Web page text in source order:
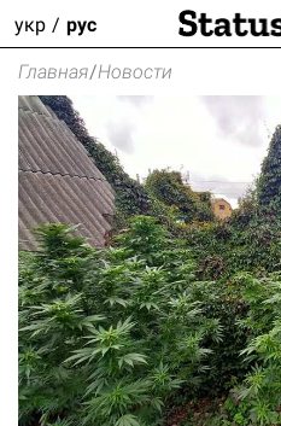
укр рус
Главная/Новости